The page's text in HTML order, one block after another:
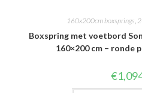
160x200cm boxsprings,
Boxspring met voetbord
160×200 cm – ronde
€